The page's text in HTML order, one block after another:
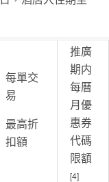
每單交
易
最高折
扣額
推廣
期内
每曆
月優
惠券
代碼
限額
[4]